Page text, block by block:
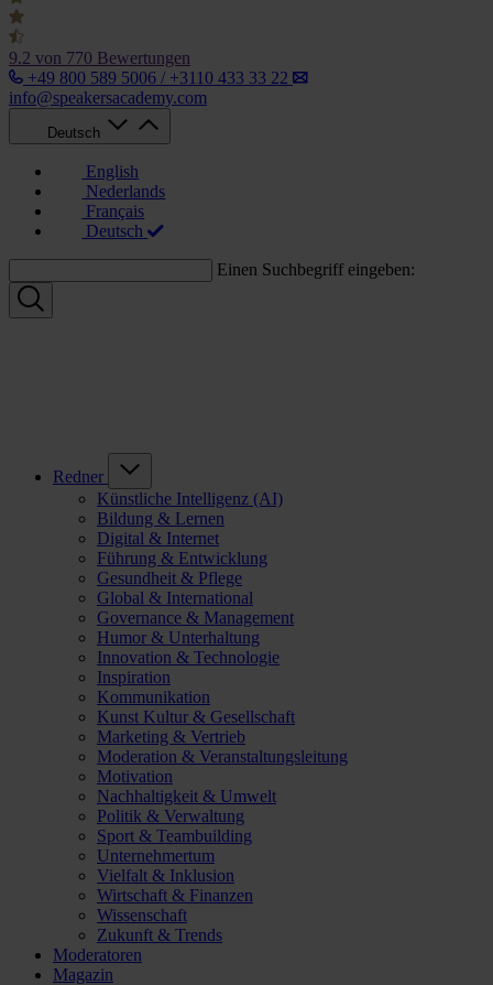
9.2 von 770 Bewertungen
+49 800 589 5006 / +3110 433 33 22
info@speakersacademy.com
Deutsch
English
Nederlands
Français
Deutsch
Einen Suchbegriff eingeben:
Redner
Künstliche Intelligenz (AI)
Bildung & Lernen
Digital & Internet
Führung & Entwicklung
Gesundheit & Pflege
Global & International
Governance & Management
Humor & Unterhaltung
Innovation & Technologie
Inspiration
Kommunikation
Kunst Kultur & Gesellschaft
Marketing & Vertrieb
Moderation & Veranstaltungsleitung
Motivation
Nachhaltigkeit & Umwelt
Politik & Verwaltung
Sport & Teambuilding
Unternehmertum
Vielfalt & Inklusion
Wirtschaft & Finanzen
Wissenschaft
Zukunft & Trends
Moderatoren
Magazin